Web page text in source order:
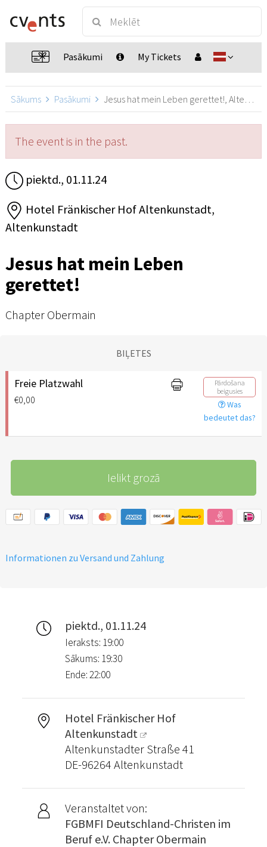
Pasākumi My Tickets
Sākums Pasākumi Jesus hat mein Leben gerettet!, Altenkunstadt
The event is in the past.
piektd., 01.11.24
Hotel Fränkischer Hof Altenkunstadt,
Altenkunstadt
Jesus hat mein Leben
gerettet!
Chapter Obermain
BIĻETES
Freie Platzwahl
€0,00
Pārdošana
beigusies
Was
bedeutet das?
Ielikt grozā
Informationen zu Versand und Zahlung
piektd., 01.11.24
Ieraksts: 19:00
Sākums: 19:30
Ende: 22:00
Hotel Fränkischer Hof
Altenkunstadt
Altenkunstadter Straße 41
DE-96264 Altenkunstadt
Veranstaltet von:
FGBMFI Deutschland-Christen im
Beruf e.V. Chapter Obermain